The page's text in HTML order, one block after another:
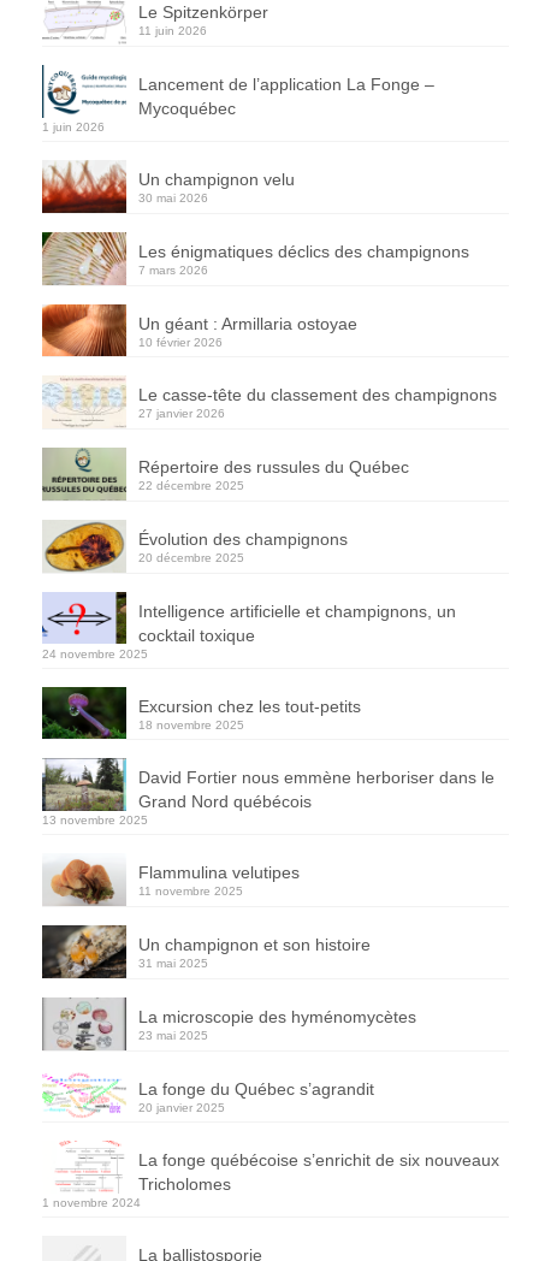
Le Spitzenkörper
11 juin 2026
Lancement de l’application La Fonge –
Mycoquébec
1 juin 2026
Un champignon velu
30 mai 2026
Les énigmatiques déclics des champignons
7 mars 2026
Un géant : Armillaria ostoyae
10 février 2026
Le casse-tête du classement des champignons
27 janvier 2026
Répertoire des russules du Québec
22 décembre 2025
Évolution des champignons
20 décembre 2025
Intelligence artificielle et champignons, un
cocktail toxique
24 novembre 2025
Excursion chez les tout-petits
18 novembre 2025
David Fortier nous emmène herboriser dans le
Grand Nord québécois
13 novembre 2025
Flammulina velutipes
11 novembre 2025
Un champignon et son histoire
31 mai 2025
La microscopie des hyménomycètes
23 mai 2025
La fonge du Québec s’agrandit
20 janvier 2025
La fonge québécoise s’enrichit de six nouveaux
Tricholomes
1 novembre 2024
La ballistosporie